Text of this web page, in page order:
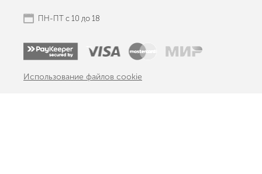
ПН-ПТ с 10 до 18
Использование файлов cookie